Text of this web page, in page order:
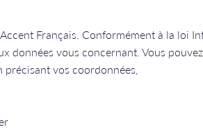
Français. Conformément à la loi
données vous concernant. Vous
précisant vos coordonnées,